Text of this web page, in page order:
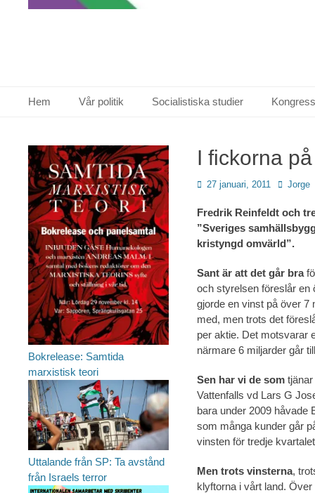
Primär meny
Hem Vår politik Socialistiska studier
I fickorna
Publicerad
27 januari, 2011 Jorge
Fredrik Reinfeldt och
”Sveriges
kristyngd omvärld”.
Sant är att det går bra
och styrelsen föreslår en
gjorde en vinst på över 7
med, men trots det
per aktie. Det motsvarar
närmare 6 miljarder går
Sen har vi de som
Vattenfalls vd Lars G
bara under 2009 håvade
som många kunder går
vinsten för tredje
Men trots vinsterna,
klyftorna i vårt land.
Bokrelease: Samtida
marxistisk teori
Uttalande från SP: Ta avstånd
från Israels terror